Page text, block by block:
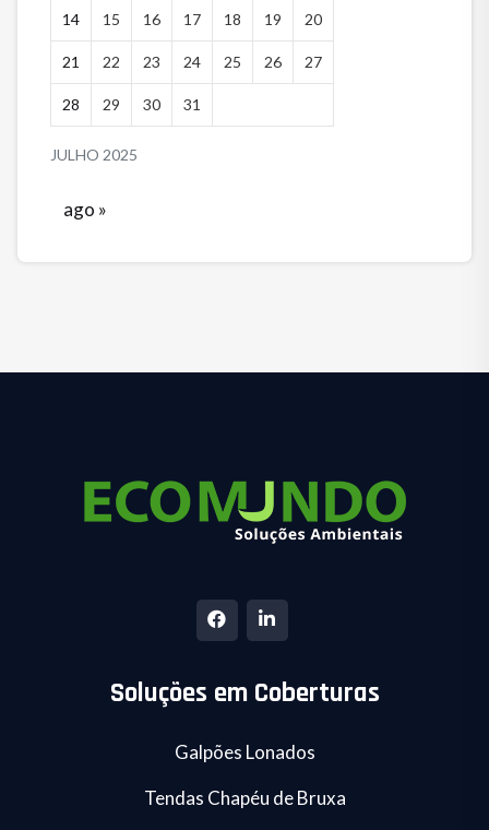
JULHO 2025
14 15 16 17 18 19 20
21 22 23 24 25 26 27
28 29 30 31
ago »
Soluções em Coberturas
Galpões Lonados
Tendas Chapéu de Bruxa